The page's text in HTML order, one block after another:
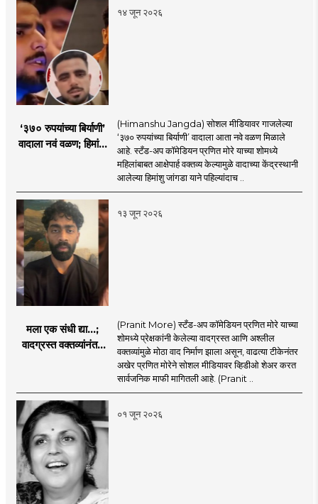
१४ जून २०२६
‘३७० रुपयांच्या बिर्याणी’
वादाला नवं वळण; हिमांशू
म्हणाला?
(Himanshu Jangda) सोशल मीडियावर गाजलेल्या
‘३७० रुपयांच्या बिर्याणी’ वादाला आता नवे वळण मिळाले
आहे. स्टँड-अप कॉमेडियन प्रणित मोरे याच्या शोमध्ये
महिलांबाबत आक्षेपार्ह वक्तव्य केल्यामुळे वादाच्या केंद्रस्थानी
आलेल्या हिमांशु जांगडा याने पहिल्यांदाच ..
१३ जून २०२६
मला एक संधी द्या...;
वादग्रस्त वक्तव्यांनंतर
म्हणाला?
(Pranit More) स्टँड-अप कॉमेडियन प्रणित मोरे याच्या
शोमध्ये प्रेक्षकांनी केलेल्या वादग्रस्त आणि अश्लील
वक्तव्यांमुळे मोठा वाद निर्माण झाला असून, वाढत्या टीकेनंतर
अखेर प्रणित मोरेने सोशल मीडियावर व्हिडीओ शेअर करत
सार्वजनिक माफी मागितली आहे. (Pranit ..
०१ जून २०२६